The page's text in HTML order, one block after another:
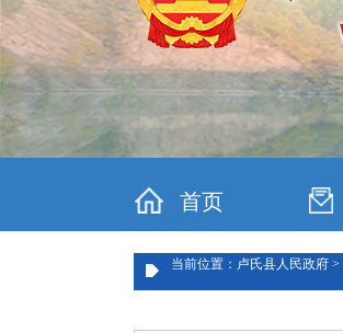
首页
当前位置：卢氏县人民政府 >